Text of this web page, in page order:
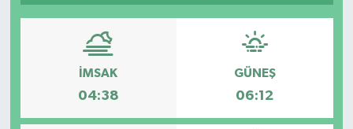
İMSAK
04:38
GÜNEŞ
06:12